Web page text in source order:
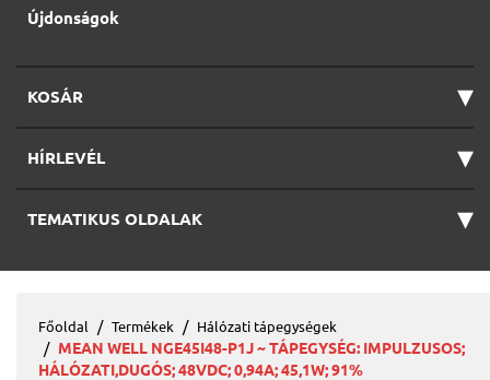
Újdonságok
KOSÁR ▾
HÍRLEVÉL ▾
TEMATIKUS OLDALAK ▾
Főoldal Termékek Hálózati tápegységek
MEAN WELL NGE45I48-P1J ~ TÁPEGYSÉG: IMPULZUSOS;
HÁLÓZATI,DUGÓS; 48VDC; 0,94A; 45,1W; 91%